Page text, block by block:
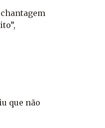
que não